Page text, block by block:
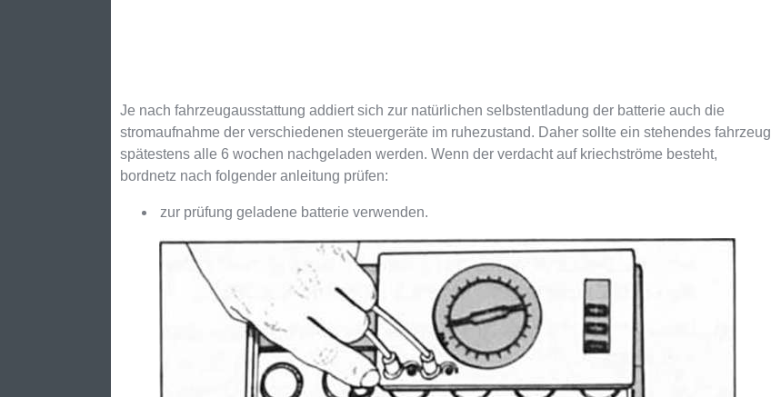
Je nach fahrzeugausstattung addiert sich zur natürlichen selbstentladung der batterie auch die
stromaufnahme der verschiedenen steuergeräte im ruhezustand. Daher sollte ein stehendes fahrzeug
spätestens alle 6 wochen nachgeladen werden. Wenn der verdacht auf kriechströme besteht,
bordnetz nach folgender anleitung prüfen:
zur prüfung geladene batterie verwenden.